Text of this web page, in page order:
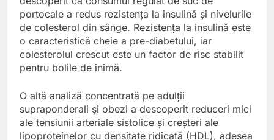
portocale a redus rezistența la insulină și nivelurile
de colesterol din sânge. Rezistența la insulină este
o caracteristică cheie a pre-diabetului, iar
colesterolul crescut este un factor de risc stabilit
pentru bolile de inimă.
O altă analiză concentrată pe adulții
supraponderali și obezi a descoperit reduceri mici
ale tensiunii arteriale sistolice și creșteri ale
lipoproteinelor cu densitate ridicată (HDL), adesea